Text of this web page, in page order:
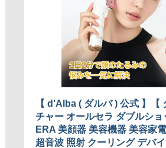
【 d'Alba ( ダルバ ) 公式 】【
チャー オールセラ ダブルショ
ERA 美顔器 美容機器 美容家
超音波 照射 クーリング デバ